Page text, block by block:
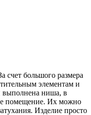
счет большого размера
элементам и
выполнена ниша, в
помещение. Их можно
Изделие просто